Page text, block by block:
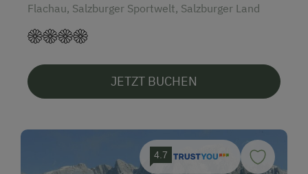
Flachau, Salzburger Sportwelt, Salzburger Land
JETZT BUCHEN
4.7